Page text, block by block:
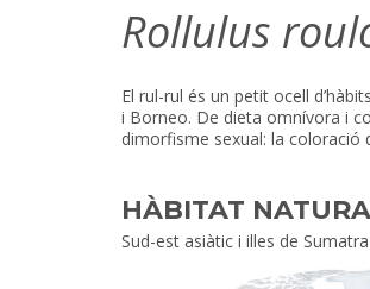
Rollulus
El rul-rul és un petit ocell
i Borneo. De dieta omnívora i
dimorfisme sexual: la coloració
HÀBITAT
Sud-est asiàtic i illes de